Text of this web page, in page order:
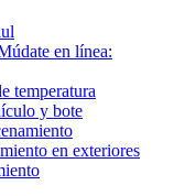
en línea:
temperatura
y bote
en exteriores